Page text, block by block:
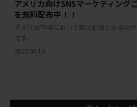
アメリカ向けSNSマーケティング
を無料配布中！！
アメリカ市場において実は必須となるの
です。
2022.06.10